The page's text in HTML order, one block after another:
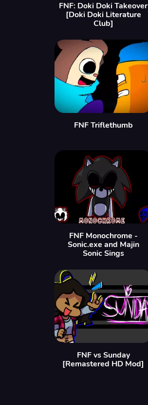
FNF: Doki Doki Takeover
[Doki Doki Literature
Club]
FNF Triflethumb
FNF Monochrome -
Sonic.exe and Majin
Sonic Sings
FNF vs Sunday
[Remastered HD Mod]